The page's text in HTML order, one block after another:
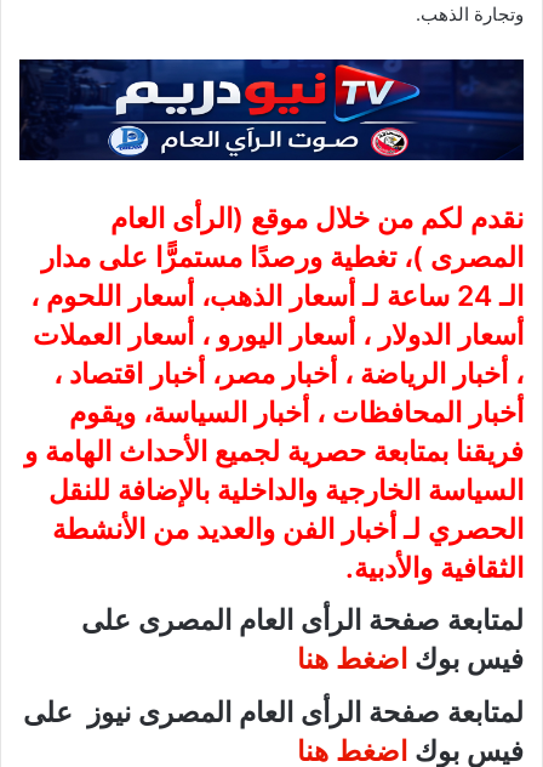
وتجارة الذهب.
نقدم لكم من خلال موقع ( الرأى العام
المصرى )، تغطية ورصدًا مستمرًّا على مدار
الـ 24 ساعة لـ أسعار الذهب، أسعار اللحوم ،
أسعار الدولار ، أسعار اليورو ، أسعار العملات
، أخبار الرياضة ، أخبار مصر، أخبار اقتصاد ،
أخبار المحافظات ، أخبار السياسة، ويقوم
فريقنا بمتابعة حصرية لجميع الأحداث الهامة و
السياسة الخارجية والداخلية بالإضافة للنقل
الحصري لـ أخبار الفن والعديد من الأنشطة
الثقافية والأدبية.
لمتابعة صفحة الرأى العام المصرى على
فيس بوك اضغط هنا
لمتابعة صفحة الرأى العام المصرى نيوز على
فيس بوك اضغط هنا